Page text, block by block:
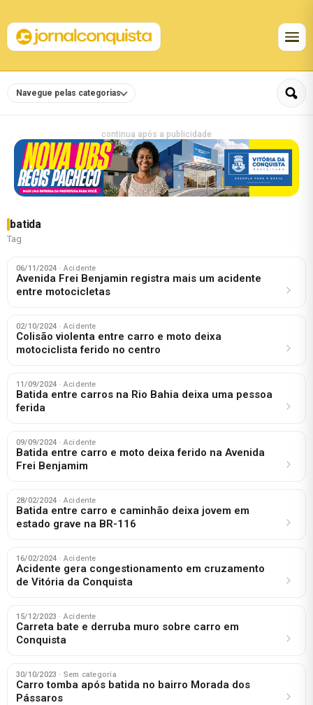
Navegue pelas categorias
continua após a publicidade
batida
Tag
06/11/2024 · Acidente
Avenida Frei Benjamin registra mais um acidente
entre motocicletas
02/10/2024 · Acidente
Colisão violenta entre carro e moto deixa
motociclista ferido no centro
11/09/2024 · Acidente
Batida entre carros na Rio Bahia deixa uma pessoa
ferida
09/09/2024 · Acidente
Batida entre carro e moto deixa ferido na Avenida
Frei Benjamim
28/02/2024 · Acidente
Batida entre carro e caminhão deixa jovem em
estado grave na BR-116
16/02/2024 · Acidente
Acidente gera congestionamento em cruzamento
de Vitória da Conquista
15/12/2023 · Acidente
Carreta bate e derruba muro sobre carro em
Conquista
30/10/2023 · Sem categoria
Carro tomba após batida no bairro Morada dos
Pássaros